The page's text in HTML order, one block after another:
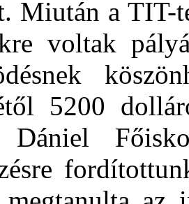
Miután a
voltak
5200
Dániel